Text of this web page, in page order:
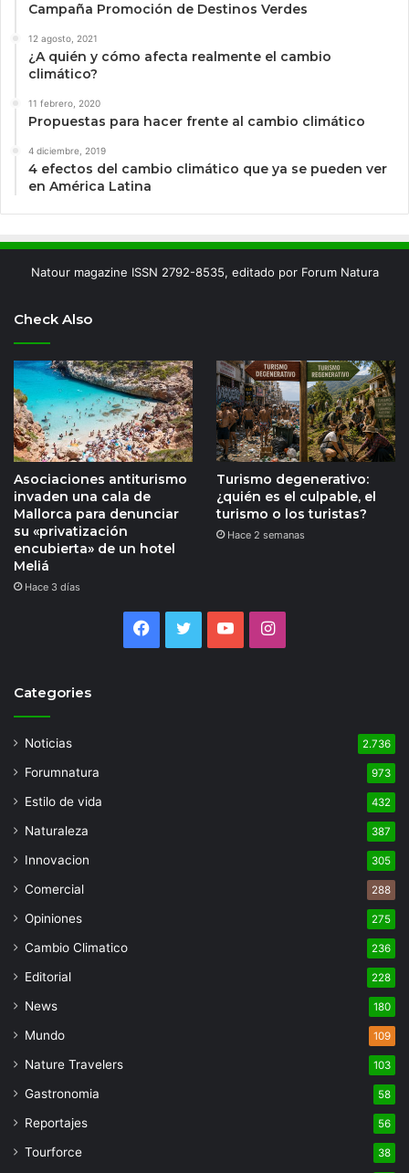
Campaña Promoción de Destinos Verdes
12 agosto, 2021
¿A quién y cómo afecta realmente el cambio
climático?
11 febrero, 2020
Propuestas para hacer frente al cambio climático
4 diciembre, 2019
4 efectos del cambio climático que ya se pueden ver
en América Latina
Natour magazine ISSN 2792-8535, editado por Forum Natura
Check Also
Asociaciones antiturismo
invaden una cala de
Mallorca para denunciar
su «privatización
encubierta» de un hotel
Meliá
Hace 3 días
Turismo degenerativo:
¿quién es el culpable, el
turismo o los turistas?
Hace 2 semanas
Facebook
TwitterYouTubeInstagram
Categories
Noticias 2.736
Forumnatura 973
Estilo de vida 432
Naturaleza 387
Innovacion 305
Comercial 288
Opiniones 275
Cambio Climatico 236
Editorial 228
News 180
Mundo 109
Nature Travelers 103
Gastronomia 58
Reportajes 56
Tourforce 38